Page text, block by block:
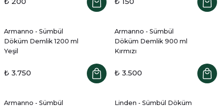
Armanno - Sümbül
Döküm Demlik 1200 ml
Yeşil
₺ 3.750
Armanno - Sümbül
Döküm Demlik 900 ml
Kırmızı
₺ 3.500
Armanno - Sümbül
Linden - Sümbül Döküm